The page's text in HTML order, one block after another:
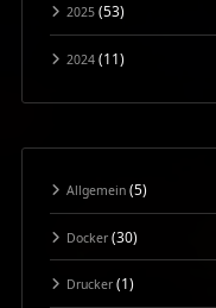
2025(53)
2024(11)
Allgemein(5)
Docker(30)
Drucker(1)